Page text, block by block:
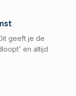
geeft je de
en altijd